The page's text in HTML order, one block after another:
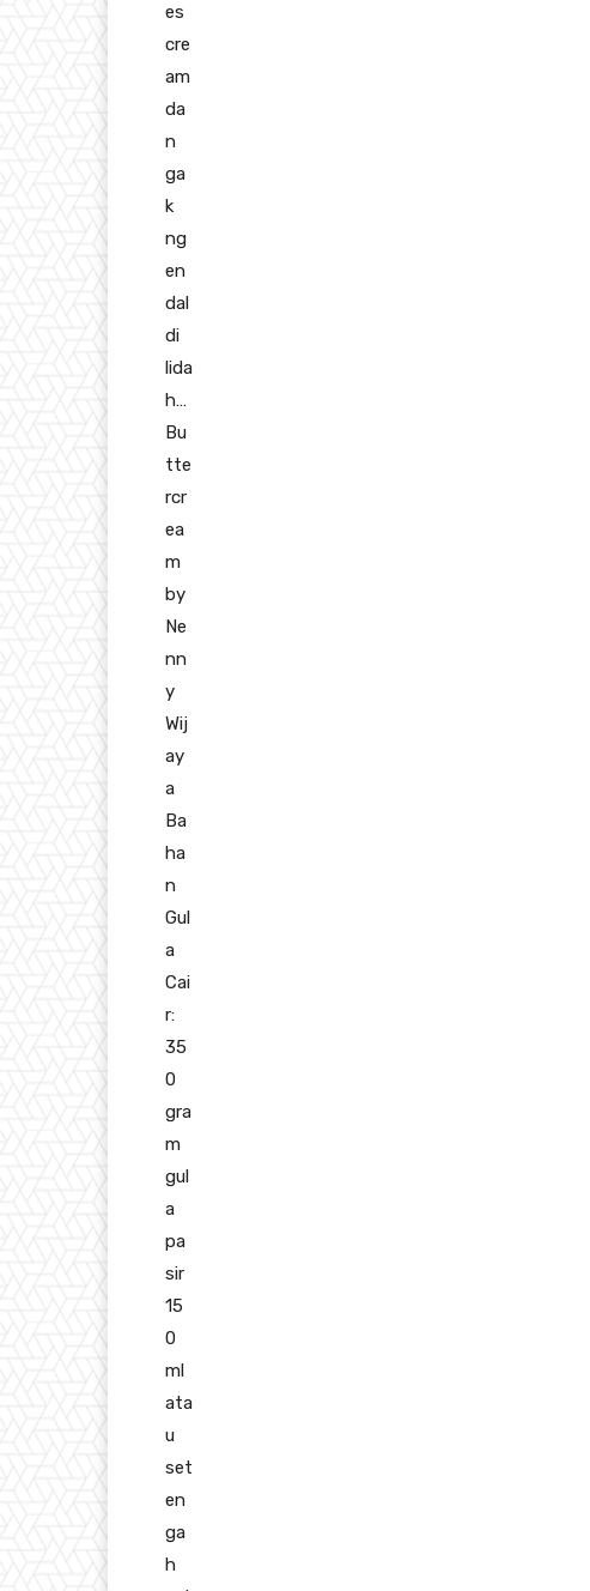
es
cre
am
da
n
ga
k
ng
en
dal
di
lida
h…
Bu
tte
rcr
ea
m
by
Ne
nn
y
Wij
ay
a
Ba
ha
n
Gul
a
Cai
r:
35
0
gra
m
gul
a
pa
sir
15
0
ml
ata
u
set
en
ga
h